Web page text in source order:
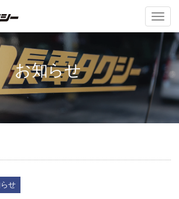
ナ
ビ
ゲ
ー
シ
ョ
ン
の
切
替
お知らせ
せ